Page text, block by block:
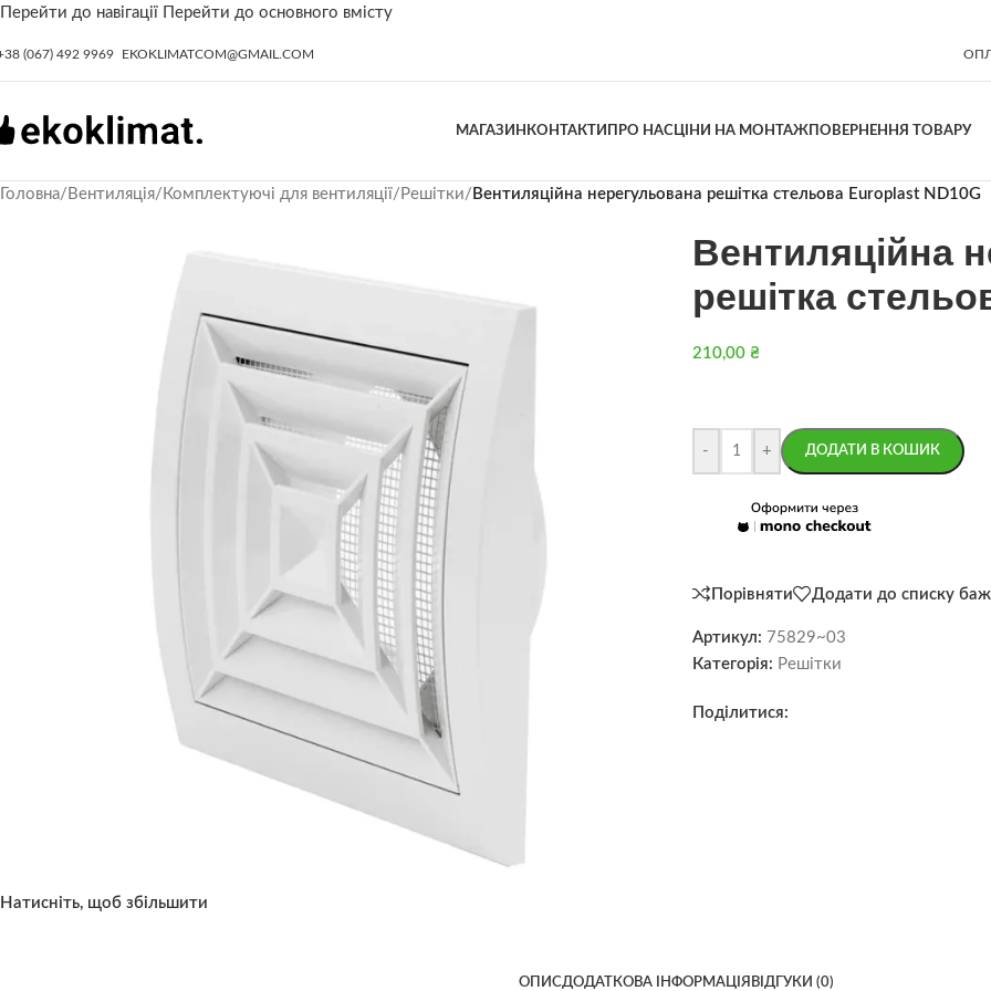
Перейти до навігації Перейти до основного вмісту
(067) 492 9969 EKOKLIMATCOM@GMAIL.COM
МАГАЗИН КОНТАКТИ ПРО НАСЦІНИ НА МОНТАЖПОВЕРНЕННЯ ТОВАРУ
Головна/ Вентиляція/ Комплектуючі для вентиляції/ Решітки/ Вентиляційна нерегульована решітка стельова Europlast ND10G
Натисніть, щоб збільшити
Вентиляційна
решітка
210,00 ₴
- + ДОДАТИ В КОШИК
Порівняти Додати до списку
Артикул: 75829~03
Категорія: Решітки
Поділитися:
ОПИСДОДАТКОВА ІНФОРМАЦІЯ ВІДГУКИ (0)